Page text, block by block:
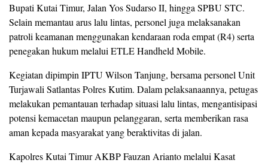
Bupati Kutai Timur, Jalan Yos Sudarso II, hingga SPBU STC.
Selain memantau arus lalu lintas, personel juga melaksanakan
patroli keamanan menggunakan kendaraan roda empat (R4) serta
penegakan hukum melalui ETLE Handheld Mobile.
Kegiatan dipimpin IPTU Wilson Tanjung, bersama personel Unit
Turjawali Satlantas Polres Kutim. Dalam pelaksanaannya, petugas
melakukan pemantauan terhadap situasi lalu lintas, mengantisipasi
potensi kemacetan maupun pelanggaran, serta memberikan rasa
aman kepada masyarakat yang beraktivitas di jalan.
Kapolres Kutai Timur AKBP Fauzan Arianto melalui Kasat